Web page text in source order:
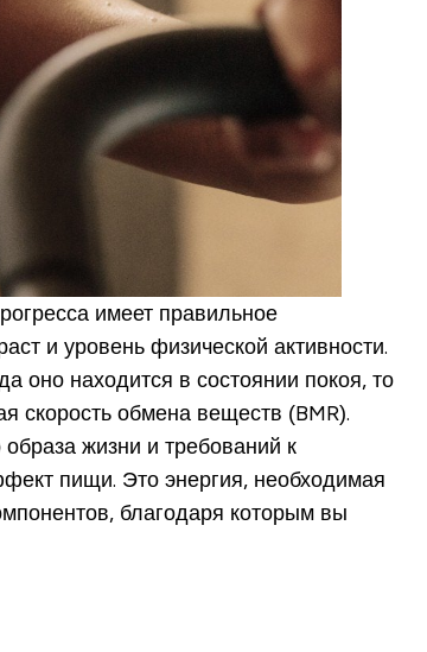
имеет правильное
и уровень физической активности.
оно находится в состоянии покоя, то
скорость обмена веществ (BMR).
жизни и требований к
пищи. Это энергия, необходимая
благодаря которым вы